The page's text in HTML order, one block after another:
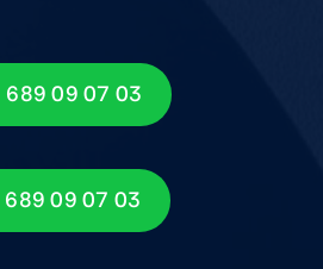
689 09 07 03
689 09 07 03